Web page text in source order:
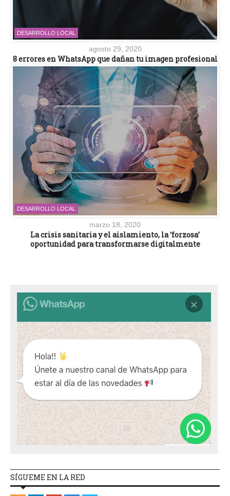
DESARROLLO LOCAL
agosto 29, 2020
8 errores en WhatsApp que dañan tu imagen profesional
DESARROLLO LOCAL
marzo 18, 2020
La crisis sanitaria y el aislamiento, la ‘forzosa’
oportunidad para transformarse digitalmente
SÍGUEME EN LA RED